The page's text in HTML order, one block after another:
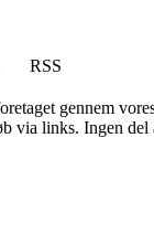
RSS
gennem
links. Ingen